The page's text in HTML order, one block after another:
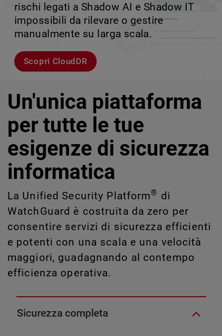
velocità.
Esplora i modelli
rischi legati a Shadow AI e Shadow IT
impossibili da rilevare o gestire
manualmente su larga scala.
Scopri CloudDR
tuo team può crescere senza perdere il
controllo.
scalabile.
Scopri WatchGuard EDR
Un'unica piattaforma
per tutte le tue
esigenze di sicurezza
informatica
La Unified Security Platform® di
WatchGuard è costruita da zero per
consentire servizi di sicurezza efficienti
e potenti con una scala e una velocità
maggiori, guadagnando al contempo
efficienza operativa.
Sicurezza completa